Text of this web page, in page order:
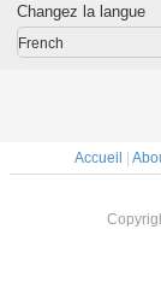
Changez la langue
French
Accueil |